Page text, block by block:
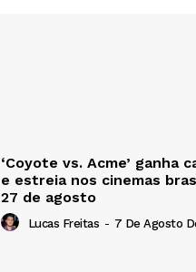
‘Coyote vs. Acme’ ganha
e estreia nos cinemas
27 de agosto
Lucas Freitas - 7 De Agosto